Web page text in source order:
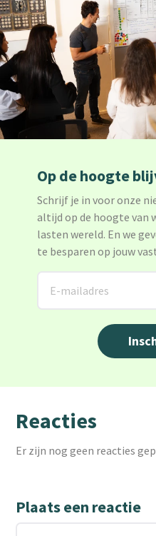
Op de hoogte
Schrijf je in voor onze
altijd op de hoogte van
lasten wereld. En we
te besparen op jouw
Reacties
Er zijn nog geen reacties
Plaats een reactie